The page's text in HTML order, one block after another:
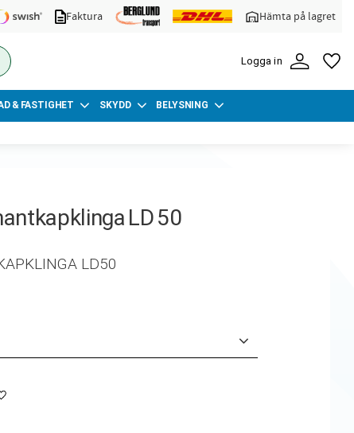
Faktura Hämta på lagret
Logga in
& FASTIGHET SKYDD BELYSNING
LD 50
LD50
till i favoriter